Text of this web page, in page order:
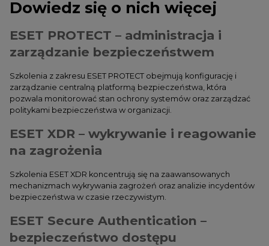
Dowiedz się o nich więcej
ESET PROTECT – administracja i
zarządzanie bezpieczeństwem
Szkolenia z zakresu ESET PROTECT obejmują konfigurację i
zarządzanie centralną platformą bezpieczeństwa, która
pozwala monitorować stan ochrony systemów oraz zarządzać
politykami bezpieczeństwa w organizacji.
ESET XDR – wykrywanie i reagowanie
na zagrożenia
Szkolenia ESET XDR koncentrują się na zaawansowanych
mechanizmach wykrywania zagrożeń oraz analizie incydentów
bezpieczeństwa w czasie rzeczywistym.
ESET Secure Authentication –
bezpieczeństwo dostępu